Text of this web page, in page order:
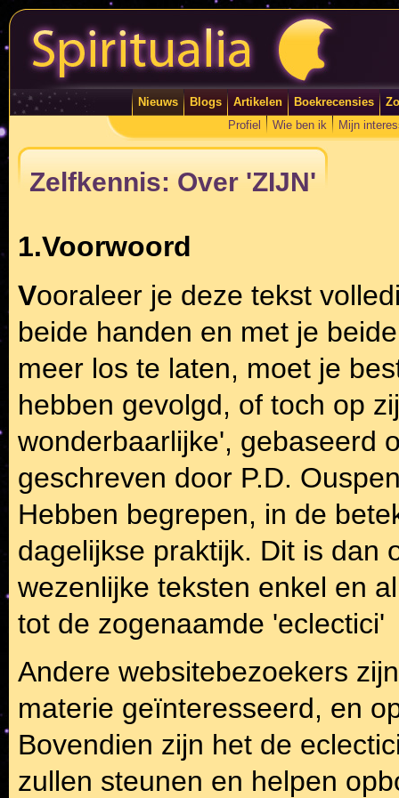
Nieuws Blogs Artikelen Boekrecensies
Profiel
Wie ben ik Mijn
Zelfkennis: Over 'ZIJN'
1.Voorwoord
Vooraleer je deze tekst
beide handen en met je
meer los te laten, moet je
hebben gevolgd, of toch op
wonderbaarlijke', gebaseerd
geschreven door P.D.
Hebben begrepen, in de
dagelijkse praktijk. Dit is dan
wezenlijke teksten enkel en
tot de zogenaamde 'eclectici'
Andere websitebezoekers
materie geïnteresseerd, en
Bovendien zijn het de
zullen steunen en helpen